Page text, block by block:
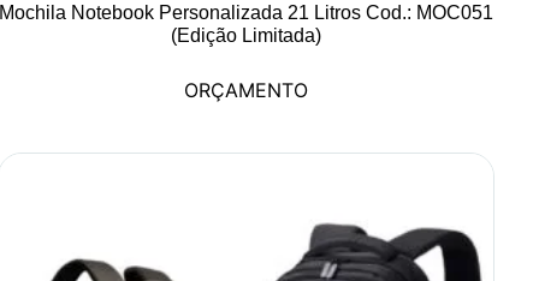
Mochila Notebook Personalizada 21 Litros Cod.: MOC051
(Edição Limitada)
ORÇAMENTO